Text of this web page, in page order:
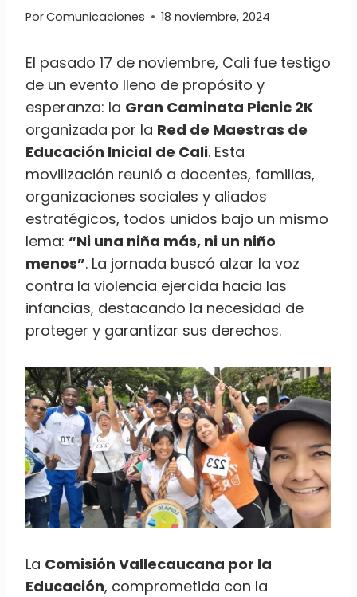
PorComunicaciones 18 noviembre, 2024
El pasado 17 de noviembre, Cali fue testigo
de un evento lleno de propósito y
esperanza: la Gran Caminata Picnic 2K
organizada por la Red de Maestras de
Educación Inicial de Cali. Esta
movilización reunió a docentes, familias,
organizaciones sociales y aliados
estratégicos, todos unidos bajo un mismo
lema: “Ni una niña más, ni un niño
menos”. La jornada buscó alzar la voz
contra la violencia ejercida hacia las
infancias, destacando la necesidad de
proteger y garantizar sus derechos.
La Comisión Vallecaucana por la
Educación, comprometida con la